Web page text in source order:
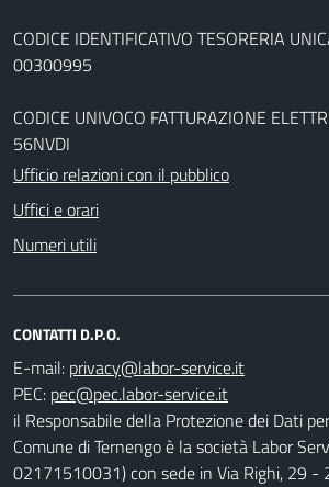
CODICE IDENTIFICATIVO TESORERIA
00300995
CODICE UNIVOCO FATTURAZIONE
56NVDI
Ufficio relazioni con il pubblico
Uffici e orari
Numeri utili
CONTATTI D.P.O.
E-mail:
PEC:
il Responsabile della Protezione dei Dati
Comune di Ternengo è la società Labor
02171510031) con sede in Via Righi, 29 -